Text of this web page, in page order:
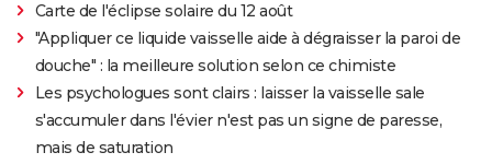
Carte de l'éclipse solaire du 12 août
"Appliquer ce liquide vaisselle aide à dégraisser la paroi de
douche" : la meilleure solution selon ce chimiste
Les psychologues sont clairs : laisser la vaisselle sale
s'accumuler dans l'évier n'est pas un signe de paresse,
mais de saturation